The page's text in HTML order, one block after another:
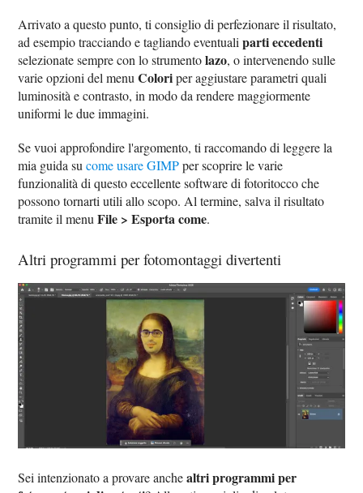
Arrivato a questo punto, ti consiglio di perfezionare il risultato,
ad esempio tracciando e tagliando eventualiparti eccedenti
selezionate sempre con lo strumentolazo, o intervenendo sulle
varie opzioni del menuColoriper aggiustare parametri quali
luminosità e contrasto, in modo da rendere maggiormente
uniformi le due immagini.
Se vuoi approfondire l'argomento, ti raccomando di leggere la
mia guida sucome usare GIMPper scoprire le varie
funzionalità di questo eccellente software di fotoritocco che
possono tornarti utili allo scopo. Al termine, salva il risultato
tramite il menuFile > Esporta come.
Altri programmi per fotomontaggi divertenti
Sei intenzionato a provare anchealtri programmi per